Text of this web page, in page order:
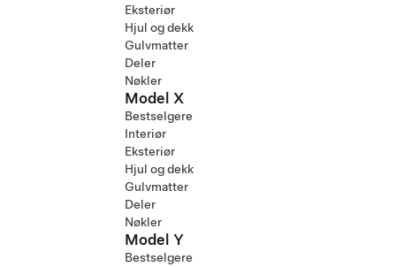
Eksteriør
Hjul og dekk
Gulvmatter
Deler
Nøkler
Model X
Bestselgere
Interiør
Eksteriør
Hjul og dekk
Gulvmatter
Deler
Nøkler
Model Y
Bestselgere